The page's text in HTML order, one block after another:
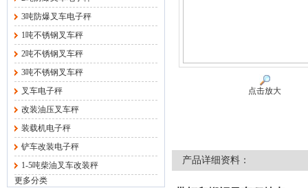
3吨防爆叉车电子秤
1吨不锈钢叉车秤
2吨不锈钢叉车秤
3吨不锈钢叉车秤
叉车电子秤
改装油压叉车秤
装载机电子秤
铲车改装电子秤
1-5吨柴油叉车改装秤
更多分类
点击放大
产品详细资料：